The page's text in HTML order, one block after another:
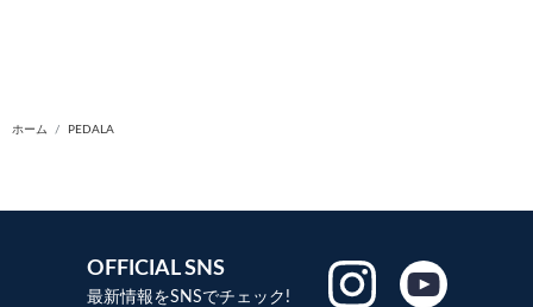
ホーム PEDALA
OFFICIAL SNS
最新情報をSNSでチェック!